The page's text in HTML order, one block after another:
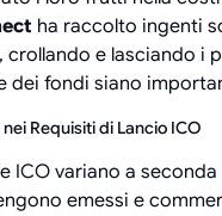
ha raccolto ingenti
crollando e lasciando i
dei fondi siano
Requisiti di Lancio ICO
ICO variano a seconda
emessi e